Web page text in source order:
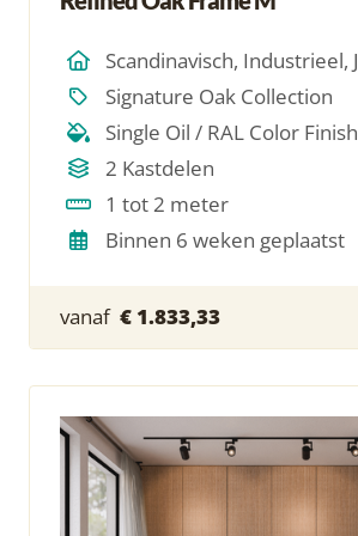
Signature Oak Collection
Single Oil / RAL Color Finish
2 Kastdelen
1 tot 2 meter
Binnen 6 weken geplaatst
vanaf € 1.833,33